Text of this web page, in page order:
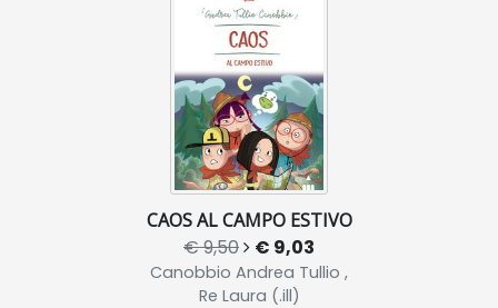
CAOS AL CAMPO ESTIVO
€ 9,50 € 9,03
Canobbio Andrea Tullio ,
Re Laura (.ill)